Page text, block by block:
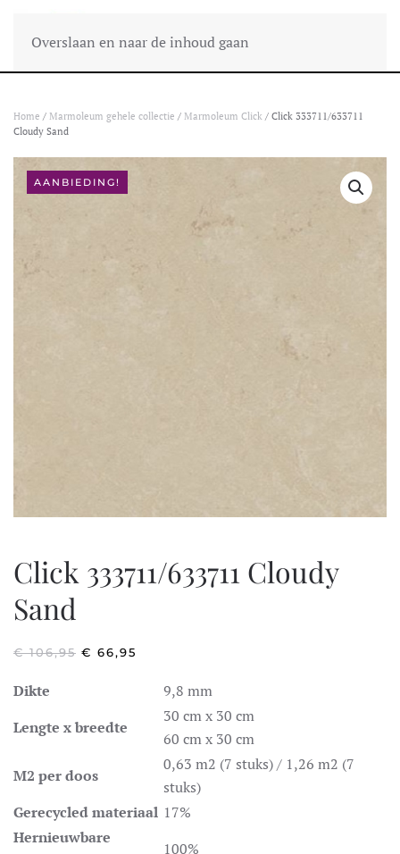
Overslaan en naar de inhoud gaan
Home / Marmoleum gehele collectie / Marmoleum Click / Click 333711/633711
Cloudy Sand
AANBIEDING!
Click 333711/633711 Cloudy
Sand
€106,95 OORSPRONKELIJKE
€ 66,95
€ 66,95.
Dikte
9,8 mm
Lengte x breedte
30 cm x 30 cm
60 cm x 30 cm
M2 per doos
0,63 m2 (7 stuks) / 1,26 m2 (7
stuks)
Gerecycled materiaal 17%
Hernieuwbare
100%